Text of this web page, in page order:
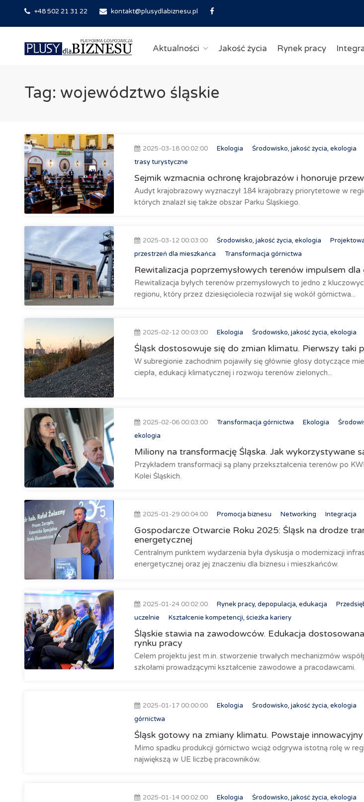
+48 502 21 31 22 kontakt@plusydlabiznesu.pl
Aktualności Jakość życia Rynek pracy
Tag: województwo śląskie
2025-03-18 00:02:00 Ekologia Środowisko, jakość życia, ekologia
trasy turystyczne
Sejmik wzmacnia ochronę krajobrazów i honoruje
Audyt krajobrazowy wyznaczył 184 krajobrazy priorytetowe w
których znalazł się także obszar Parku Śląskiego.
2025-03-12 00:03:00 Środowisko, jakość życia, ekologia
przestrzeń dla mieszkańca
Transformacja górnictwa
Rewitalizacja poprzemysłowych terenów impulsem dla
Rewitalizacja byłych terenów przemysłowych to jedno z
regionu, który przez dziesięciolecia rozwijał się wokół górnictwa...
2025-02-12 00:03:00 Ekologia Środowisko, jakość życia, ekologia
Śląsk dostosowuje się do zmian klimatu. Pierwszy taki
W subregionie zachodnim pojawiły się głównie głosy dotyczące
ciepła, edukacji klimatycznej i rozwoju terenów zielonych...
2025-02-06 00:03:00 Transformacja górnictwa Ekologia
ekologia
Miliony na transformację Śląska. Jak wykorzystywane
Przykładem transformacji są plany przekształcenia terenów po
Kolei Śląskich.
2025-01-29 00:04:00 Promocja biznesu Networking Integracja
Gospodarcze Otwarcie Roku 2025: Śląsk na drodze
energetycznej
Centralnym punktem wydarzenia była dyskusja o modernizacji
energetycznej oraz jej znaczeniu dla biznesu i mieszkańców.
2025-01-24 00:02:00 Rynek pracy, depopulacja, edukacja
uczelnie
Kształcenie kompetencji, ścieżka kariery
Śląskie stawia na zawodowców. Edukacja
rynku pracy
Celem projektu jest m.in. stworzenie trwałych mechanizmów
szkołami prowadzącymi kształcenie zawodowe a pracodawcami.
2025-01-17 00:00:00 Ekologia Środowisko, jakość życia, ekologia
górnictwa
Śląsk gotowy na zmiany klimatu. Powstaje
Mimo spadku produkcji górnictwo wciąż odgrywa istotną rolę w
największą w UE liczbę pracowników.
2025-01-14 00:02:00 Ekologia Środowisko, jakość życia, ekologia